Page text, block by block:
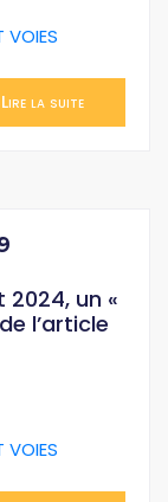
VOIES
Lire la suite
un «
l’article
VOIES